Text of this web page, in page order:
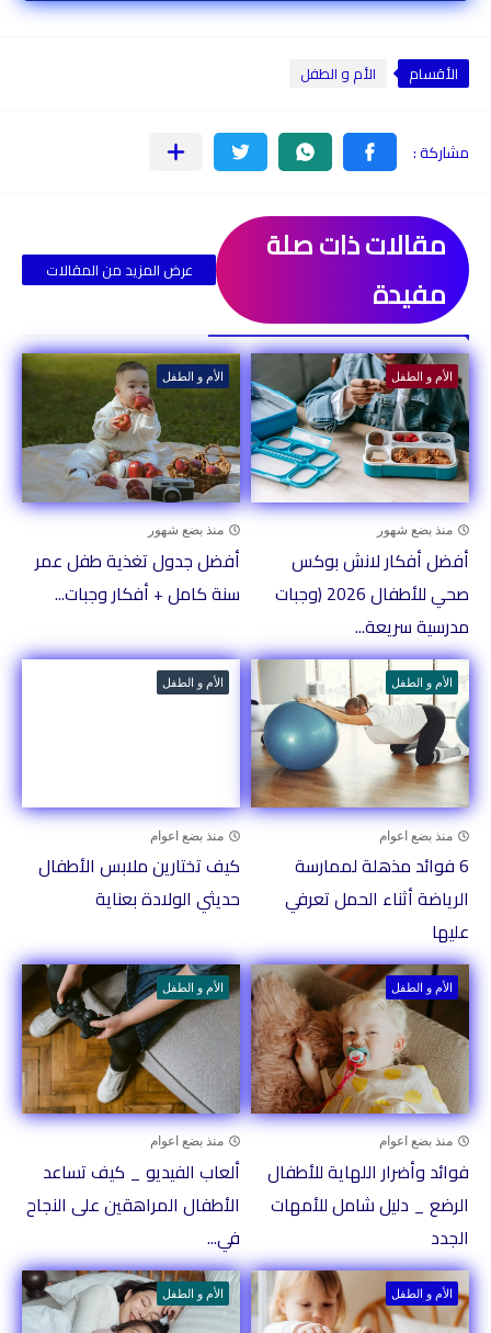
الأقسام الأم و الطفل
مقالات ذات صلة
مفيدة
عرض المزيد من المقالات
الأم و الطفل
منذ بضع شهور
أفضل أفكار لانش بوكس
صحي للأطفال 2026 (وجبات
مدرسية سريعة...
الأم و الطفل
منذ بضع شهور
أفضل جدول تغذية طفل عمر
سنة كامل + أفكار وجبات...
الأم و الطفل
منذ بضع اعوام
6 فوائد مذهلة لممارسة
الرياضة أثناء الحمل تعرفي
عليها
الأم و الطفل
منذ بضع اعوام
كيف تختارين ملابس الأطفال
حديثي الولادة بعناية
الأم و الطفل
منذ بضع اعوام
فوائد وأضرار اللهاية للأطفال
الرضع _ دليل شامل للأمهات
الجدد
الأم و الطفل
منذ بضع اعوام
ألعاب الفيديو _ كيف تساعد
الأطفال المراهقين على النجاح
في...
الأم و الطفل الأم و الطفل